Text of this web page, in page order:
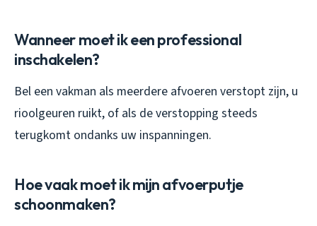
Wanneer moet ik een professional
inschakelen?
Bel een vakman als meerdere afvoeren verstopt zijn, u
rioolgeuren ruikt, of als de verstopping steeds
terugkomt ondanks uw inspanningen.
Hoe vaak moet ik mijn afvoerputje
schoonmaken?